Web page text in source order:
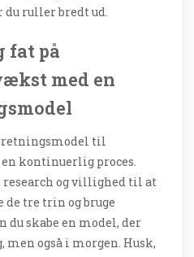
du ruller bredt ud.
fat på
med en
til
kontinuerlig proces.
og villighed til at
de tre trin og bruge
skabe en model, der
også i morgen. Husk,